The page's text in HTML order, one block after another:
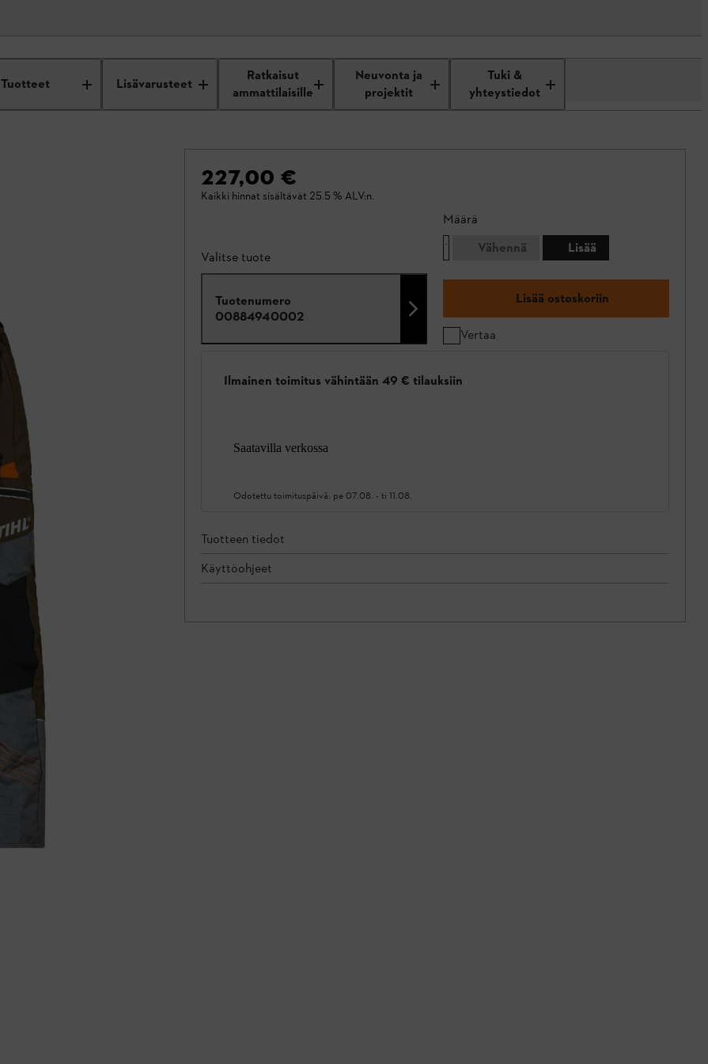
Tuotteet Lisävarusteet
Ratkaisut
ammattilaisille
Neuvonta ja
projektit
Tuki &
yhteystiedot
227,00 €
Kaikki hinnat sisältävät 25.5 % ALV:n.
Valitse tuote
Tuotenumero
00884940002
Määrä
Vähennä
Lisää
Lisää ostoskoriin
Vertaa
Ilmainen toimitus vähintään 49 € tilauksiin
Saatavilla verkossa
Odotettu toimituspäivä: pe 07.08. - ti 11.08.
Tuotteen tiedot
Käyttöohjeet